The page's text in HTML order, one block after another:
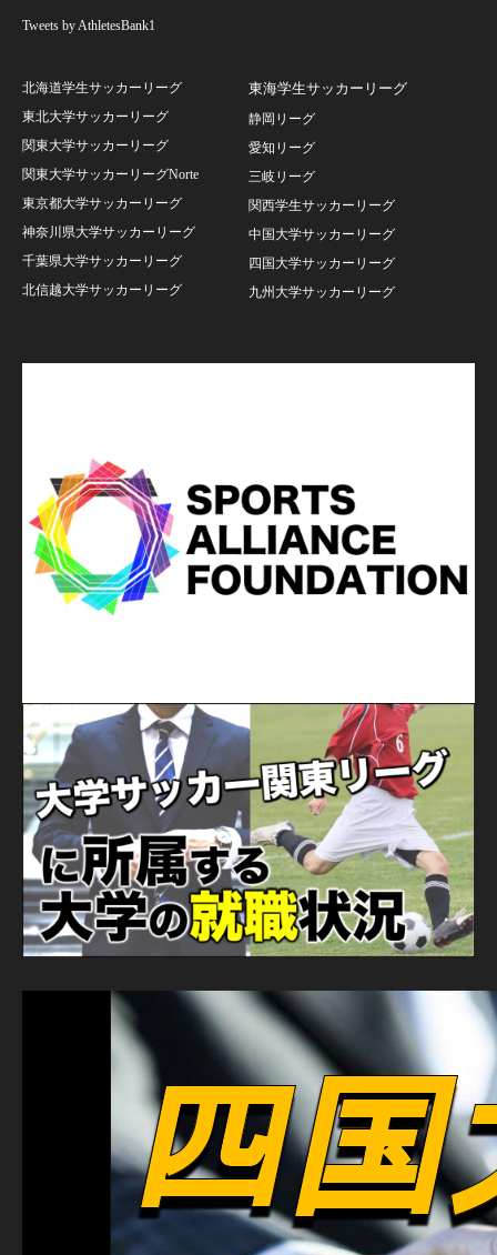
Tweets by AthletesBank1
北海道学生サッカーリーグ
東北大学サッカーリーグ
関東大学サッカーリーグ
関東大学サッカーリーグNorte
東京都大学サッカーリーグ
神奈川県大学サッカーリーグ
千葉県大学サッカーリーグ
北信越大学サッカーリーグ
東海学生サッカーリーグ
静岡リーグ
愛知リーグ
三岐リーグ
関西学生サッカーリーグ
中国大学サッカーリーグ
四国大学サッカーリーグ
九州大学サッカーリーグ